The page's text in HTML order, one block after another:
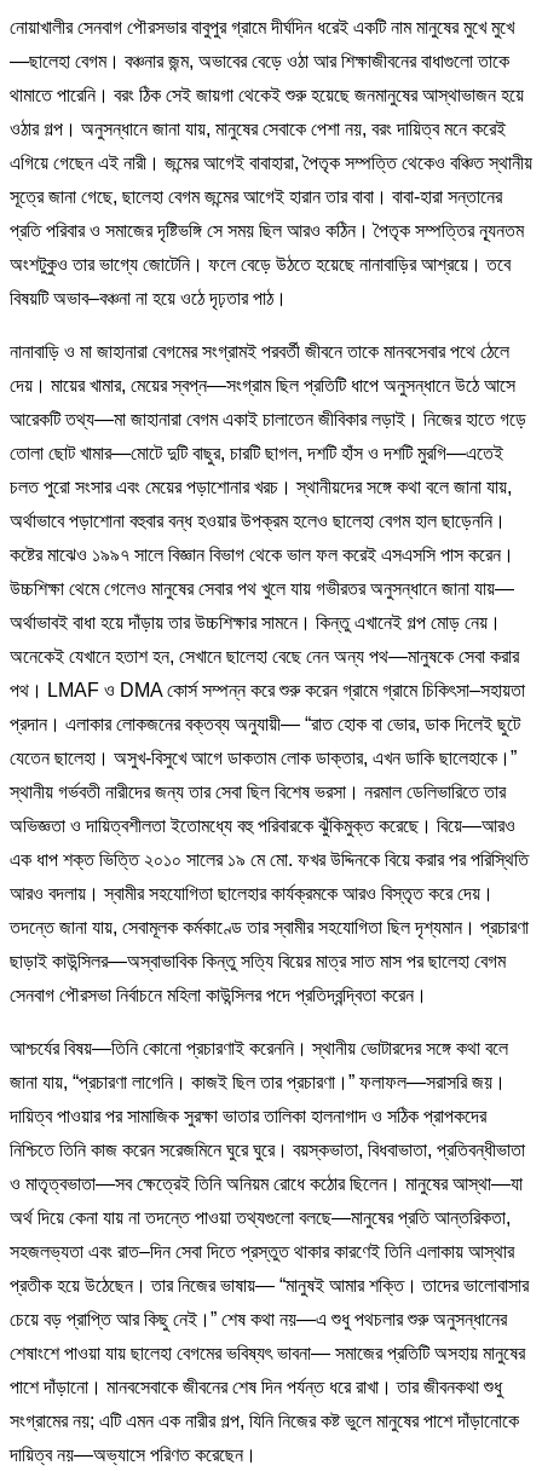
নোয়াখালীর সেনবাগ পৌরসভার বাবুপুর গ্রামে দীর্ঘদিন ধরেই একটি নাম মানুষের মুখে মুখে
—ছালেহা বেগম। বঞ্চনার জন্ম, অভাবের বেড়ে ওঠা আর শিক্ষাজীবনের বাধাগুলো তাকে
থামাতে পারেনি। বরং ঠিক সেই জায়গা থেকেই শুরু হয়েছে জনমানুষের আস্থাভাজন হয়ে
ওঠার গল্প। অনুসন্ধানে জানা যায়, মানুষের সেবাকে পেশা নয়, বরং দায়িত্ব মনে করেই
এগিয়ে গেছেন এই নারী। জন্মের আগেই বাবাহারা, পৈতৃক সম্পত্তি থেকেও বঞ্চিত স্থানীয়
সূত্রে জানা গেছে, ছালেহা বেগম জন্মের আগেই হারান তার বাবা। বাবা-হারা সন্তানের
প্রতি পরিবার ও সমাজের দৃষ্টিভঙ্গি সে সময় ছিল আরও কঠিন। পৈতৃক সম্পত্তির ন্যূনতম
অংশটুকুও তার ভাগ্যে জোটেনি। ফলে বেড়ে উঠতে হয়েছে নানাবাড়ির আশ্রয়ে। তবে
বিষয়টি অভাব–বঞ্চনা না হয়ে ওঠে দৃঢ়তার পাঠ।
নানাবাড়ি ও মা জাহানারা বেগমের সংগ্রামই পরবর্তী জীবনে তাকে মানবসেবার পথে ঠেলে
দেয়। মায়ের খামার, মেয়ের স্বপ্ন—সংগ্রাম ছিল প্রতিটি ধাপে অনুসন্ধানে উঠে আসে
আরেকটি তথ্য—মা জাহানারা বেগম একাই চালাতেন জীবিকার লড়াই। নিজের হাতে গড়ে
তোলা ছোট খামার—মোটে দুটি বাছুর, চারটি ছাগল, দশটি হাঁস ও দশটি মুরগি—এতেই
চলত পুরো সংসার এবং মেয়ের পড়াশোনার খরচ। স্থানীয়দের সঙ্গে কথা বলে জানা যায়,
অর্থাভাবে পড়াশোনা বহুবার বন্ধ হওয়ার উপক্রম হলেও ছালেহা বেগম হাল ছাড়েননি।
কষ্টের মাঝেও ১৯৯৭ সালে বিজ্ঞান বিভাগ থেকে ভাল ফল করেই এসএসসি পাস করেন।
উচ্চশিক্ষা থেমে গেলেও মানুষের সেবার পথ খুলে যায় গভীরতর অনুসন্ধানে জানা যায়—
অর্থাভাবই বাধা হয়ে দাঁড়ায় তার উচ্চশিক্ষার সামনে। কিন্তু এখানেই গল্প মোড় নেয়।
অনেকেই যেখানে হতাশ হন, সেখানে ছালেহা বেছে নেন অন্য পথ—মানুষকে সেবা করার
পথ। LMAF ও DMA কোর্স সম্পন্ন করে শুরু করেন গ্রামে গ্রামে চিকিৎসা–সহায়তা
প্রদান। এলাকার লোকজনের বক্তব্য অনুযায়ী— “রাত হোক বা ভোর, ডাক দিলেই ছুটে
যেতেন ছালেহা। অসুখ-বিসুখে আগে ডাকতাম লোক ডাক্তার, এখন ডাকি ছালেহাকে।”
স্থানীয় গর্ভবতী নারীদের জন্য তার সেবা ছিল বিশেষ ভরসা। নরমাল ডেলিভারিতে তার
অভিজ্ঞতা ও দায়িত্বশীলতা ইতোমধ্যে বহু পরিবারকে ঝুঁকিমুক্ত করেছে। বিয়ে—আরও
এক ধাপ শক্ত ভিত্তি ২০১০ সালের ১৯ মে মো. ফখর উদ্দিনকে বিয়ে করার পর পরিস্থিতি
আরও বদলায়। স্বামীর সহযোগিতা ছালেহার কার্যক্রমকে আরও বিস্তৃত করে দেয়।
তদন্তে জানা যায়, সেবামূলক কর্মকাণ্ডে তার স্বামীর সহযোগিতা ছিল দৃশ্যমান। প্রচারণা
ছাড়াই কাউন্সিলর—অস্বাভাবিক কিন্তু সত্যি বিয়ের মাত্র সাত মাস পর ছালেহা বেগম
সেনবাগ পৌরসভা নির্বাচনে মহিলা কাউন্সিলর পদে প্রতিদ্বন্দ্বিতা করেন।
আশ্চর্যের বিষয়—তিনি কোনো প্রচারণাই করেননি। স্থানীয় ভোটারদের সঙ্গে কথা বলে
জানা যায়, “প্রচারণা লাগেনি। কাজই ছিল তার প্রচারণা।” ফলাফল—সরাসরি জয়।
দায়িত্ব পাওয়ার পর সামাজিক সুরক্ষা ভাতার তালিকা হালনাগাদ ও সঠিক প্রাপকদের
নিশ্চিতে তিনি কাজ করেন সরেজমিনে ঘুরে ঘুরে। বয়স্কভাতা, বিধবাভাতা, প্রতিবন্ধীভাতা
ও মাতৃত্বভাতা—সব ক্ষেত্রেই তিনি অনিয়ম রোধে কঠোর ছিলেন। মানুষের আস্থা—যা
অর্থ দিয়ে কেনা যায় না তদন্তে পাওয়া তথ্যগুলো বলছে—মানুষের প্রতি আন্তরিকতা,
সহজলভ্যতা এবং রাত–দিন সেবা দিতে প্রস্তুত থাকার কারণেই তিনি এলাকায় আস্থার
প্রতীক হয়ে উঠেছেন। তার নিজের ভাষায়— “মানুষই আমার শক্তি। তাদের ভালোবাসার
চেয়ে বড় প্রাপ্তি আর কিছু নেই।” শেষ কথা নয়—এ শুধু পথচলার শুরু অনুসন্ধানের
শেষাংশে পাওয়া যায় ছালেহা বেগমের ভবিষ্যৎ ভাবনা— সমাজের প্রতিটি অসহায় মানুষের
পাশে দাঁড়ানো। মানবসেবাকে জীবনের শেষ দিন পর্যন্ত ধরে রাখা। তার জীবনকথা শুধু
সংগ্রামের নয়; এটি এমন এক নারীর গল্প, যিনি নিজের কষ্ট ভুলে মানুষের পাশে দাঁড়ানোকে
দায়িত্ব নয়—অভ্যাসে পরিণত করেছেন।